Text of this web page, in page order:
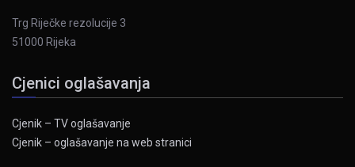
Trg Riječke rezolucije 3
51000 Rijeka
Cjenici oglašavanja
Cjenik – TV oglašavanje
Cjenik – oglašavanje na web stranici